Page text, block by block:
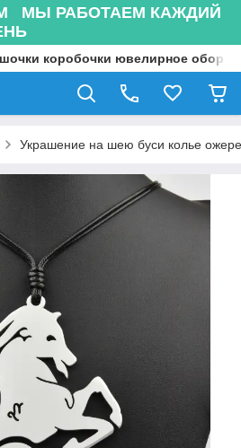
МЫ РАБОТАЕМ КАЖДИЙ
коробочки ювелирное
Украшение на шею буси колье